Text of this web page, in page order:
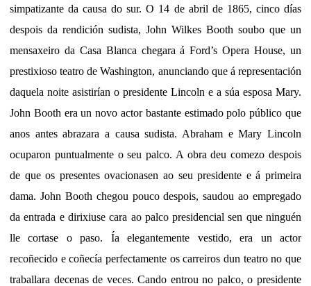
simpatizante da causa do sur. O 14 de abril de 1865, cinco días
despois da rendición sudista, John Wilkes Booth soubo que un
mensaxeiro da Casa Blanca chegara á Ford’s Opera House, un
prestixioso teatro de Washington, anunciando que á representación
daquela noite asistirían o presidente Lincoln e a súa esposa Mary.
John Booth era un novo actor bastante estimado polo público que
anos antes abrazara a causa sudista. Abraham e Mary Lincoln
ocuparon puntualmente o seu palco. A obra deu comezo despois
de que os presentes ovacionasen ao seu presidente e á primeira
dama. John Booth chegou pouco despois, saudou ao empregado
da entrada e dirixiuse cara ao palco presidencial sen que ninguén
lle cortase o paso. Ía elegantemente vestido, era un actor
recoñecido e coñecía perfectamente os carreiros dun teatro no que
traballara decenas de veces. Cando entrou no palco, o presidente